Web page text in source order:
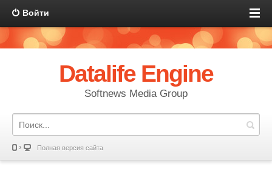
Войти
Datalife Engine
Softnews Media Group
Полная версия сайта